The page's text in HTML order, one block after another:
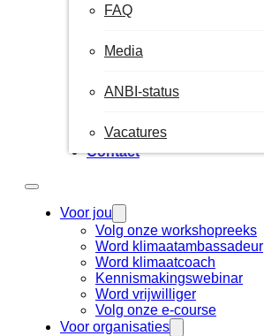
FAQ
Media
ANBI-status
Vacatures
Contact
Voor jou
Volg onze workshopreeks
Word klimaatambassadeur
Word klimaatcoach
Kennismakingswebinar
Word vrijwilliger
Volg onze e-course
Voor organisaties